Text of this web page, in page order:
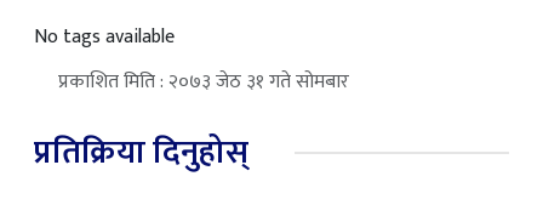
No tags available
प्रकाशित मिति : २०७३ जेठ ३१ गते सोमबार
प्रतिक्रिया दिनुहोस्